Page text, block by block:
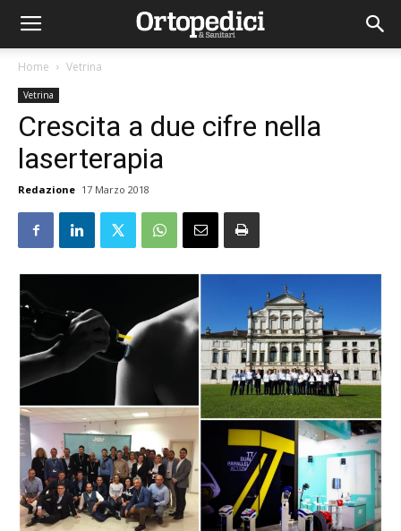
Home Vetrina
Vetrina
Crescita a due cifre nella
laserterapia
Redazione 17 Marzo 2018